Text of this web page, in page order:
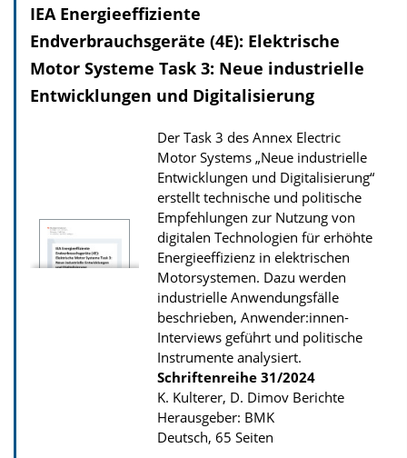
n
l
o
a
s
z
u
r
P
u
b
l
i
k
a
t
i
IEA Energieeffiziente
Endverbrauchsgeräte (4E): Elektrische
Motor Systeme Task 3: Neue industrielle
Entwicklungen und Digitalisierung
Der Task 3 des Annex Electric
Motor Systems „Neue industrielle
Entwicklungen und Digitalisierung“
erstellt technische und politische
Empfehlungen zur Nutzung von
digitalen Technologien für erhöhte
Energieeffizienz in elektrischen
Motorsystemen. Dazu werden
industrielle Anwendungsfälle
beschrieben, Anwender:innen-
Interviews geführt und politische
Instrumente analysiert.
Schriftenreihe 31/2024
K. Kulterer, D. Dimov Berichte
Herausgeber: BMK
Deutsch, 65 Seiten